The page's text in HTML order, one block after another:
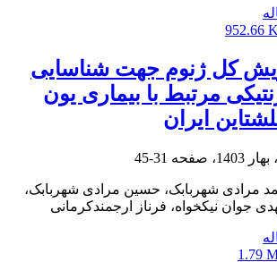
952.66
کل ژنوم جهت شناسایی
مرتبط با بیماری یون
ایران
31-45
مرادی شهربابک، حسین مرادی شهربابک،
جوان نیکخواه، فرناز ارجمندکرمانی
1.79